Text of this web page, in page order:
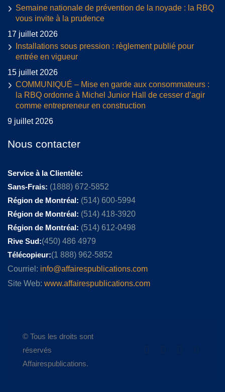
Semaine nationale de prévention de la noyade : la RBQ
vous invite à la prudence
17 juillet 2026
Installations sous pression : règlement publié pour
entrée en vigueur
15 juillet 2026
COMMUNIQUÉ – Mise en garde aux consommateurs :
la RBQ ordonne à Michel Junior Hall de cesser d’agir
comme entrepreneur en construction
9 juillet 2026
Nous contacter
Service à la Clientèle:
Sans-Frais: (1888) 672-5852
Région de Montréal: (514) 600-5994
Région de Montréal: (514) 418-3920
Région de Montréal: (514) 612-0498
Rive Sud:(450) 486 4979
Télécopieur:(1 888) 962-5852
Courriel: info@affairespublications.com
Site Web: www.affairespublications.com
© Tous les droits sont
réservés
Affairespublications.